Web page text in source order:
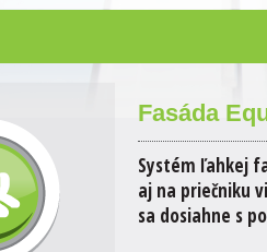
Fasáda
Systém ľahkej
aj na priečniku
sa dosiahne s